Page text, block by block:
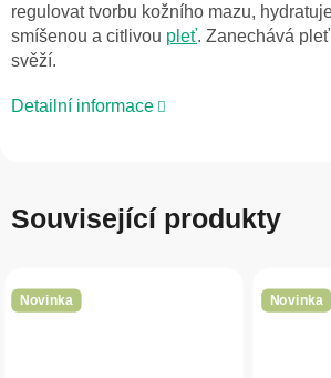
regulovat tvorbu kožního mazu,
smíšenou a citlivou pleť. Zanechává
svěží.
Detailní informace
Související produkty
Novinka Novinka